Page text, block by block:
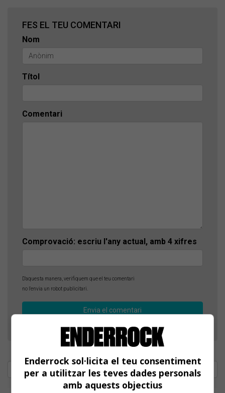
FES EL TEU COMENTARI
Nom
Títol
Comentari
Comprovació: escriu l'any actual, amb 4 xifres
D'aquesta manera, verifiquem que el teu comentari
no l'envia un robot publicitari.
Enderrock sol·licita el teu consentiment
per a utilitzar les teves dades personals
amb aquests objectius